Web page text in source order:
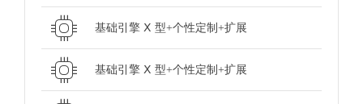
基础引擎 Ⅹ 型+个性定制+扩展
基础引擎 Ⅹ 型+个性定制+扩展